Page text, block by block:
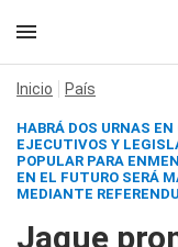
Inicio País
HABRÁ DOS URNAS
EJECUTIVOS Y
POPULAR PARA
EN EL FUTURO SERÁ
MEDIANTE
Jaque